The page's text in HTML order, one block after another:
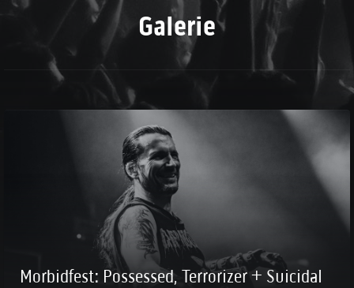
Galerie
Morbidfest: Possessed, Terrorizer + Suicidal